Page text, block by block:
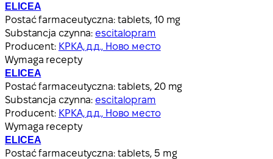
ELICEA
Postać farmaceutyczna: tablets, 10 mg
Substancja czynna: escitalopram
Producent: КРКА, д.д., Ново место
Wymaga recepty
ELICEA
Postać farmaceutyczna: tablets, 20 mg
Substancja czynna: escitalopram
Producent: КРКА, д.д., Ново место
Wymaga recepty
ELICEA
Postać farmaceutyczna: tablets, 5 mg